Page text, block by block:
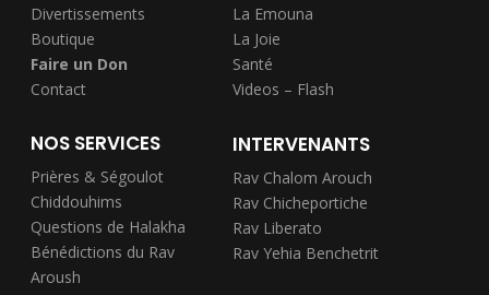
Divertissements
Boutique
Faire un Don
Contact
La Emouna
La Joie
Santé
Videos – Flash
NOS SERVICES
Prières & Ségoulot
Chiddouhims
Questions de Halakha
Bénédictions du Rav
Aroush
INTERVENANTS
Rav Chalom Arouch
Rav Chicheportiche
Rav Liberato
Rav Yehia Benchetrit